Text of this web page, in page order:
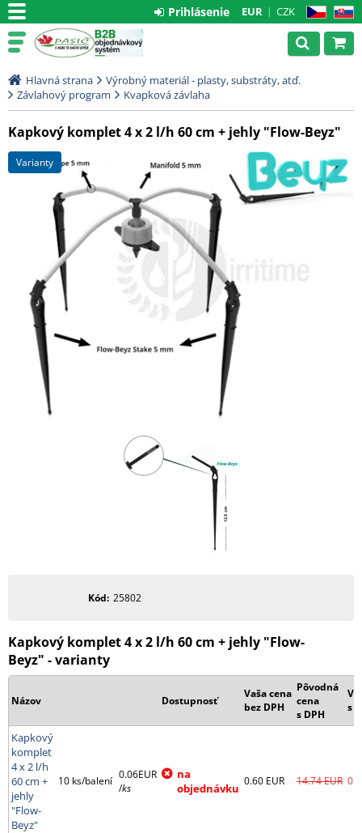
CZ SK
EUR CZK
Prihlásenie
Hlavná strana
Výrobný materiál - plasty, substráty, atď.
Závlahový program
Kvapková závlaha
Kapkový komplet 4 x 2 l/h 60 cm + jehly "Flow-Beyz"
varianty
Kód 25802
Kapkový komplet 4 x 2 l/h 60 cm + jehly "Flow-
Beyz" - varianty
Názov Dostupnosť
Vaša cena
bez DPH
Pôvodná
cena
s DPH
s
Kapkový
komplet
4 x 2 l/h
60 cm +
jehly
"Flow-
Beyz"
10 ks/balení 0.06EUR
/ks
na
objednávku
0.60 EUR 14.74EUR